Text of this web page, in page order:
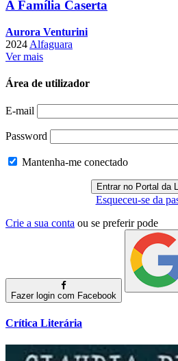
A Família Caserta
Aurora Venturini
2024 Alfaguara
Ver mais
Área de utilizador
E-mail
Password
Mantenha-me conectado
Esqueceu-se da
Crie a sua conta ou se preferir pode
Fazer login com Facebook
Crítica Literária